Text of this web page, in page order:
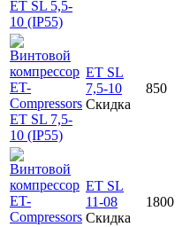
ET SL
7,5-10
Скидка
850
ET SL
11-08
Скидка
1800